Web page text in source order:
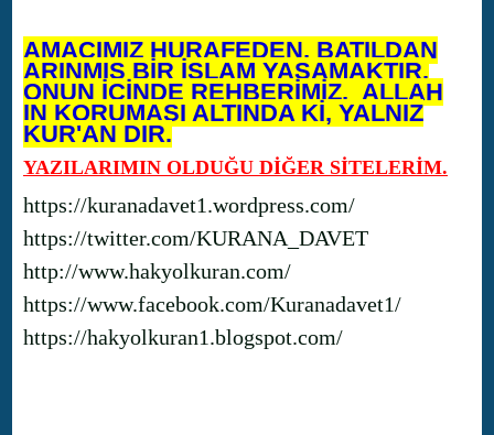
AMACIMIZ HURAFEDEN, BATILDAN
ARINMIŞ BİR İSLAM YAŞAMAKTIR.
ONUN İÇİNDE REHBERİMİZ, ALLAH
IN KORUMASI ALTINDA Kİ, YALNIZ
KUR'AN DIR.
YAZILARIMIN OLDUĞU DİĞER SİTELERİM.
https://kuranadavet1.wordpress.com/
https://twitter.com/KURANA_DAVET
http://www.hakyolkuran.com/
https://www.facebook.com/Kuranadavet1/
https://hakyolkuran1.blogspot.com/